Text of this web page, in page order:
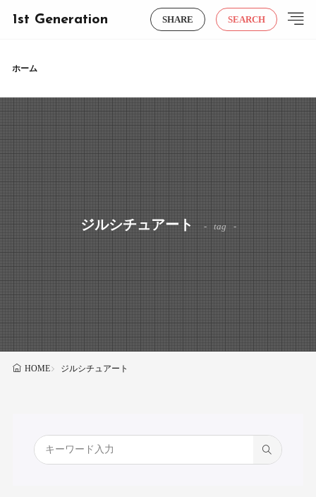
1st Generation SHARE SEARCH
ホーム
ジルシチュアート tag
HOME ジルシチュアート